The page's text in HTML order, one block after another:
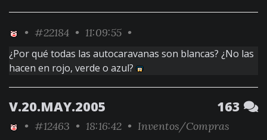
• #22184 • 11:09:55 •
¿Por qué todas las autocaravanas son blancas? ¿No las
hacen en rojo, verde o azul?
V.20.MAY.2005 163
• #12463 • 18:16:42 • Inventos/Compras